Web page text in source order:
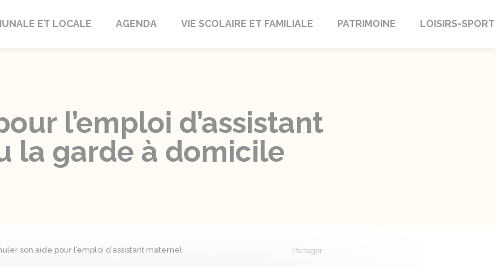
ET LOCALE AGENDA VIE SCOLAIRE ET FAMILIALE PATRIMOINE LOISIRS-SPORT
l’emploi d’assistant
la garde à domicile
son aide pour l’emploi d’assistant maternel
Partager